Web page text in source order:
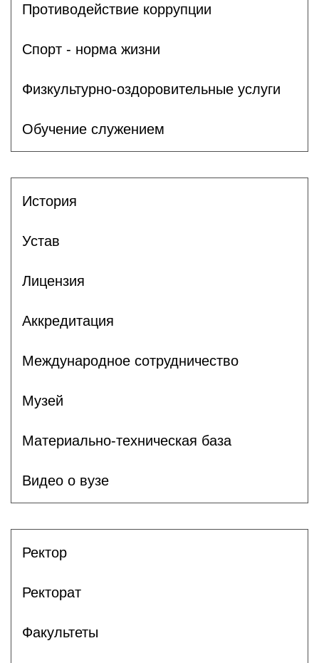
Противодействие коррупции
Спорт - норма жизни
Физкультурно-оздоровительные услуги
Обучение служением
История
Устав
Лицензия
Аккредитация
Международное сотрудничество
Музей
Материально-техническая база
Видео о вузе
Ректор
Ректорат
Факультеты